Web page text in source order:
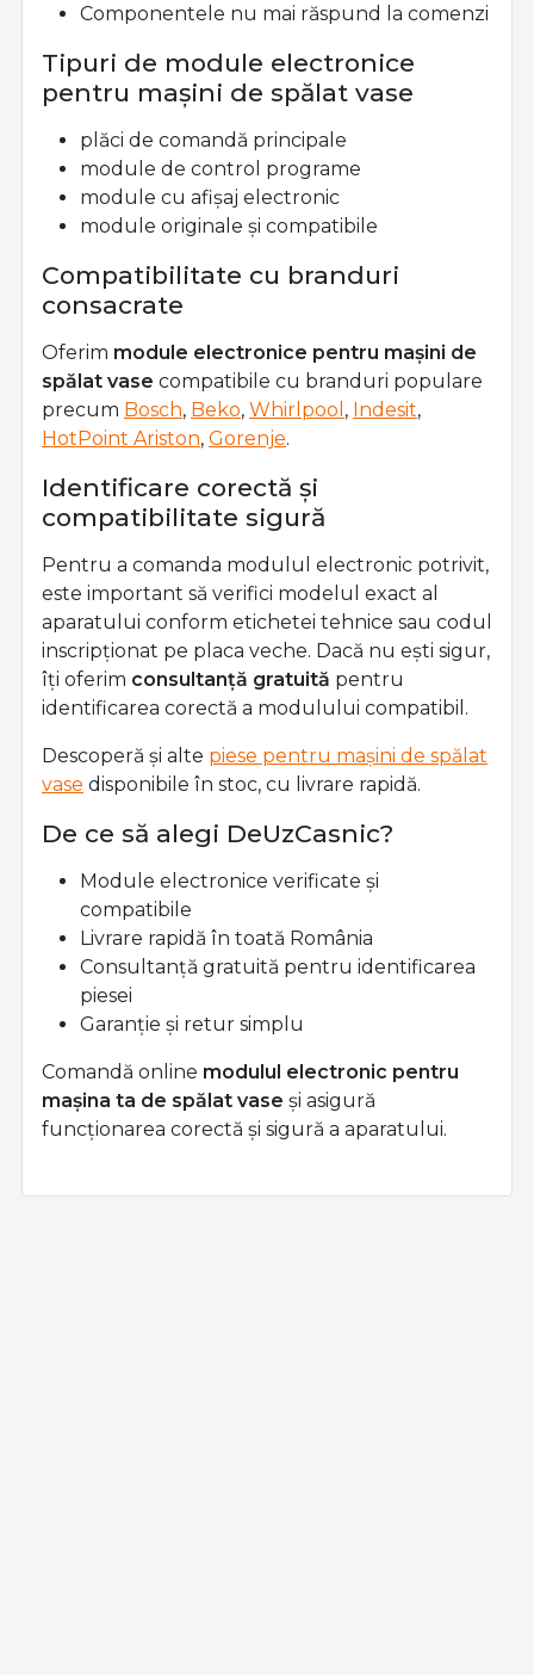
Componentele nu mai răspund la comenzi
Tipuri de module electronice
pentru mașini de spălat vase
plăci de comandă principale
module de control programe
module cu afișaj electronic
module originale și compatibile
Compatibilitate cu branduri
consacrate
Oferim module electronice pentru mașini de
spălat vase compatibile cu branduri populare
precum Bosch, Beko, Whirlpool , Indesit,
HotPoint Ariston, Gorenje.
Identificare corectă și
compatibilitate sigură
Pentru a comanda modulul electronic potrivit,
este important să verifici modelul exact al
aparatului conform etichetei tehnice sau codul
inscripționat pe placa veche. Dacă nu ești sigur,
îți oferim consultanță gratuită pentru
identificarea corectă a modulului compatibil.
Descoperă și alte piese pentru mașini de spălat
vase disponibile în stoc, cu livrare rapidă.
De ce să alegi DeUzCasnic?
Module electronice verificate și
compatibile
Livrare rapidă în toată România
Consultanță gratuită pentru identificarea
piesei
Garanție și retur simplu
Comandă online modulul electronic pentru
mașina ta de spălat vase și asigură
funcționarea corectă și sigură a aparatului.